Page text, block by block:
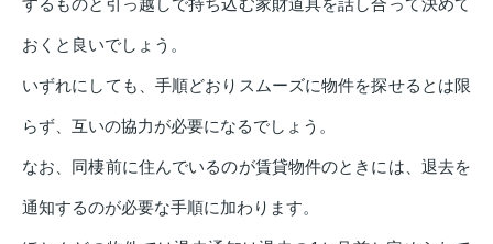
するものと引っ越しで持ち込む家財道具を話し合って決めて
おくと良いでしょう。
いずれにしても、手順どおりスムーズに物件を探せるとは限
らず、互いの協力が必要になるでしょう。
なお、同棲前に住んでいるのが賃貸物件のときには、退去を
通知するのが必要な手順に加わります。